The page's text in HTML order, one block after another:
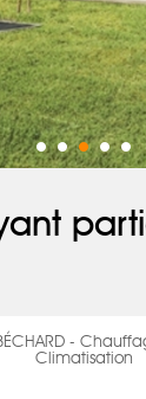
-
Climatisation